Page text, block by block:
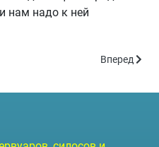
нам надо к ней
заправщик на АЗССледующий:
Вперед